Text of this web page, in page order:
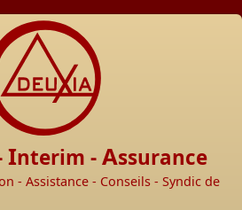
Interim -Assurance
- Assistance - Conseils - Syndic de